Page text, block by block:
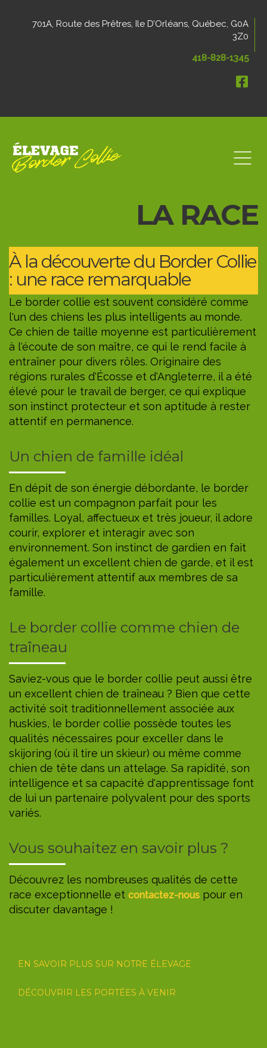
701A, Route des Prêtres, Ile D’Orléans, Québec, G0A
3Z0
418-828-1345
LA RACE
À la découverte du Border Collie
: une race remarquable
Le border collie est souvent considéré comme
l'un des chiens les plus intelligents au monde.
Ce chien de taille moyenne est particulièrement
à l'écoute de son maître, ce qui le rend facile à
entraîner pour divers rôles. Originaire des
régions rurales d'Écosse et d'Angleterre, il a été
élevé pour le travail de berger, ce qui explique
son instinct protecteur et son aptitude à rester
attentif en permanence.
Un chien de famille idéal
En dépit de son énergie débordante, le border
collie est un compagnon parfait pour les
familles. Loyal, affectueux et très joueur, il adore
courir, explorer et interagir avec son
environnement. Son instinct de gardien en fait
également un excellent chien de garde, et il est
particulièrement attentif aux membres de sa
famille.
Le border collie comme chien de
traîneau
Saviez-vous que le border collie peut aussi être
un excellent chien de traîneau ? Bien que cette
activité soit traditionnellement associée aux
huskies, le border collie possède toutes les
qualités nécessaires pour exceller dans le
skijoring (où il tire un skieur) ou même comme
chien de tête dans un attelage. Sa rapidité, son
intelligence et sa capacité d'apprentissage font
de lui un partenaire polyvalent pour des sports
variés.
Vous souhaitez en savoir plus ?
Découvrez les nombreuses qualités de cette
race exceptionnelle et contactez-nous pour en
discuter davantage !
EN SAVOIR PLUS SUR NOTRE ÉLEVAGE
DÉCOUVRIR LES PORTÉES À VENIR